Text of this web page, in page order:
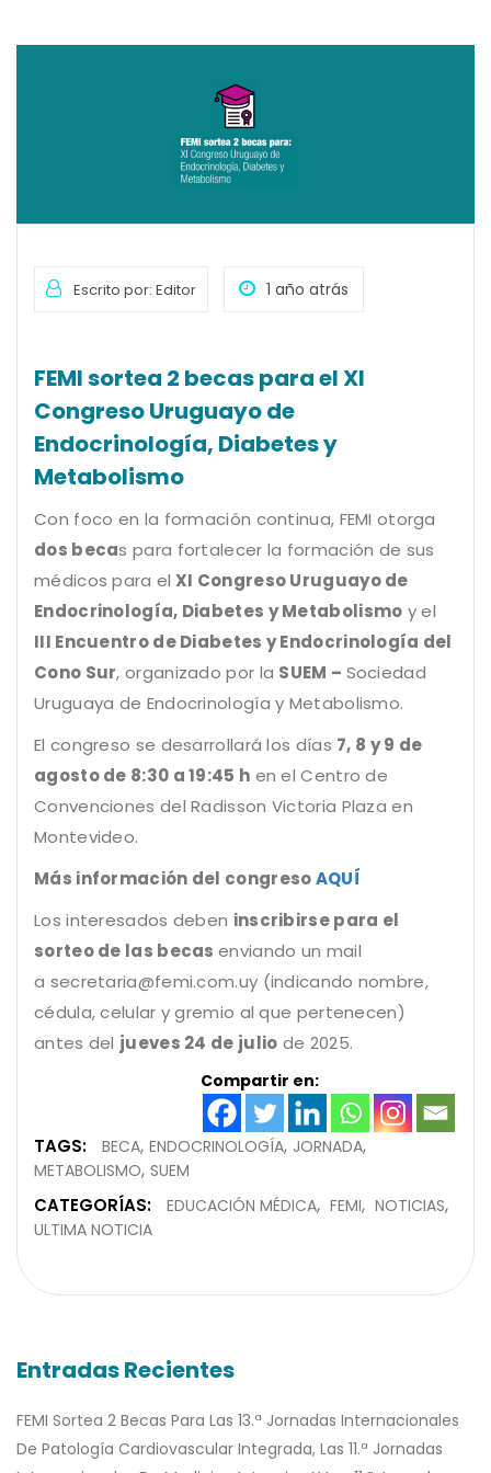
Escrito por: Editor 1 año atrás
FEMI sortea 2 becas para el XI
Congreso Uruguayo de
Endocrinología, Diabetes y
Metabolismo
Con foco en la formación continua, FEMI otorga
dos becas para fortalecer la formación de sus
médicos para el XI Congreso Uruguayo de
Endocrinología, Diabetes y Metabolismo y el
III Encuentro de Diabetes y Endocrinología del
Cono Sur, organizado por la SUEM – Sociedad
Uruguaya de Endocrinología y Metabolismo.
El congreso se desarrollará los días 7, 8 y 9 de
agosto de 8:30 a 19:45 h en el Centro de
Convenciones del Radisson Victoria Plaza en
Montevideo.
Más información del congresoAQUÍ
Los interesados deben inscribirse para el
sorteo de las becasenviando un mail
a secretaria@femi.com.uy (indicando nombre,
cédula, celular y gremio al que pertenecen)
antes del jueves 24 de julio de 2025.
Compartir en:
TAGS: BECA ENDOCRINOLOGÍA JORNADA
METABOLISMO SUEM
CATEGORÍAS: EDUCACIÓN MÉDICA FEMI
NOTICIAS
ULTIMA NOTICIA
Entradas Recientes
FEMI Sortea 2 Becas Para Las 13.ª Jornadas Internacionales
De Patología Cardiovascular Integrada, Las 11.ª Jornadas